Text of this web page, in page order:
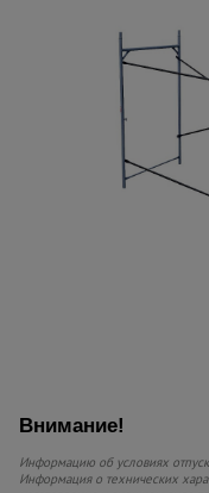
Внимание!
Информацию об условиях
Информация о технических